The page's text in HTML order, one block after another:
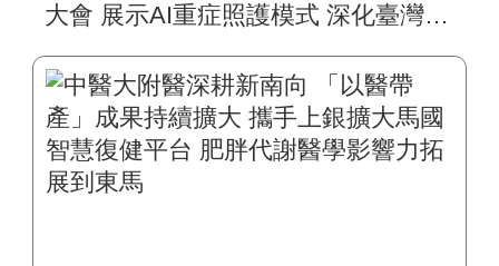
大會 展示AI重症照護模式 深化臺灣智